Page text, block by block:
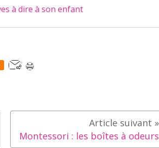
à dire à son enfant
Montessori : les boîtes à odeurs